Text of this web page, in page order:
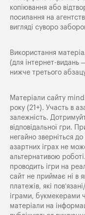
копіювання або
посилання на
вигляді суворо
Використання
(для інтернет-видань
нижче третього
Матеріали сайту
року (21+). Участь в
залежність.
відповідальної гри.
негайно зверніться
азартних іграх не
альтернативою
проводить ігри на
сайт не приймає ні в
платежів, які
іграми, букмекерами
матеріали на